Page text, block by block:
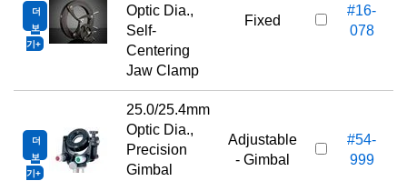
더
보
기
Optic Dia.,
Self-
Centering
Jaw Clamp
Fixed
#16-
078
더
보
기
25.0/25.4mm
Optic Dia.,
Precision
Gimbal
Adjustable
- Gimbal
#54-
999